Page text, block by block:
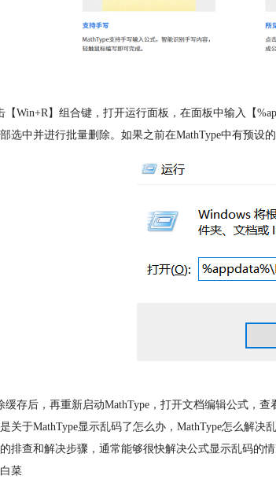
【Win+R】组合键，打开运行面板，在面板中输入【
选中并进行批量删除。如果之前在MathType中有预设
缓存后，再重新启动MathType，打开文档编辑公式，查
关于MathType显示乱码了怎么办，MathType怎么解
排查和解决步骤，通常能够很快解决公式显示乱码的
菜